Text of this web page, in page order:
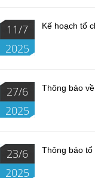
11/7
2025
Kế hoạch tổ
27/6
2025
Thông báo
23/6
2025
Thông báo